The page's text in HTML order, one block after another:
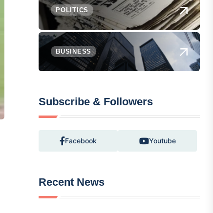
POLITICS
BUSINESS
Subscribe & Followers
Facebook Youtube
Recent News